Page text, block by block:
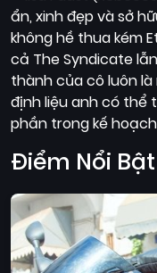
ẩn, xinh đẹp và sở
không hề thua kém
cả The Syndicate
thành của cô luôn
định liệu anh có thể
phần trong kế
Điểm Nổi